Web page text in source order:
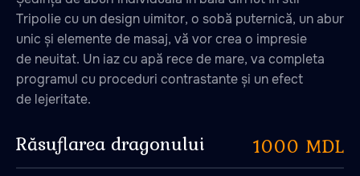
Tripolie cu un design uimitor, o sobă puternică, un abur
unic și elemente de masaj, vă vor crea o impresie
de neuitat. Un iaz cu apă rece de mare, va completa
programul cu proceduri contrastante și un efect
de lejeritate.
Răsuflarea dragonului 1000 MDL